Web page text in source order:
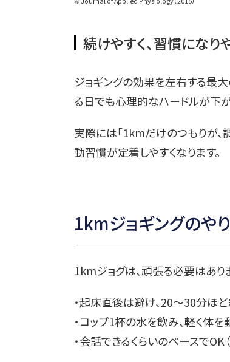
続けやすく、習慣になり
ジョギングの効果を左右する最大
る日でも心理的なハードルが下が
実際には「1kmだけのつもりが、
動習慣が定着しやすくなります。
1kmジョギングのや
1kmジョグは、頑張る必要はあり
・起床直後は避け、20〜30分ほ
・コップ1杯の水を飲み、軽く体
・会話できるくらいのペースでOK